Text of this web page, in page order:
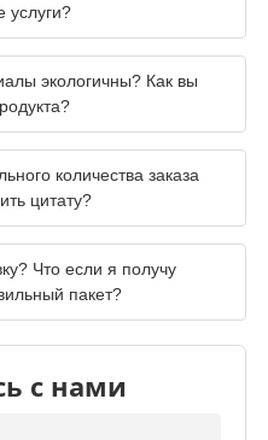
услуги?
экологичны? Как вы
количества заказа
цитату?
Что если я получу
пакет?
с нами